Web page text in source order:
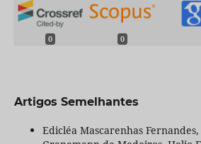
0 0
Artigos Semelhantes
Edicléa Mascarenhas